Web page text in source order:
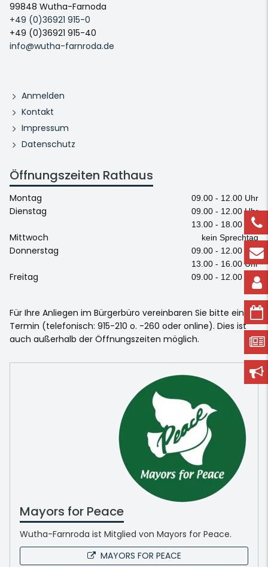
99848 Wutha-Farnoda
+49 (0)36921 915-0
+49 (0)36921 915-40
info@wutha-farnroda.de
Anmelden
Kontakt
Impressum
Datenschutz
Öffnungszeiten Rathaus
Montag 09.00 - 12.00 Uhr
Dienstag
09.00 - 12.00 Uhr
13.00 - 18.00 Uhr
Mittwoch kein Sprechtag
Donnerstag
09.00 - 12.00 Uhr
13.00 - 16.00 Uhr
Freitag 09.00 - 12.00 Uhr
Für Ihre Anliegen im Bürgerbüro vereinbaren Sie bitte einen
Termin (telefonisch: 915-210 o. -260 oder online). Dies ist
auch außerhalb der Öffnungszeiten möglich.
Mayors for Peace
Wutha-Farnroda ist Mitglied von Mayors for Peace.
MAYORS FOR PEACE